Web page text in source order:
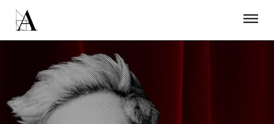
ACTUALIDAD
ÚNETE A LA ACADEMIA DE CINE